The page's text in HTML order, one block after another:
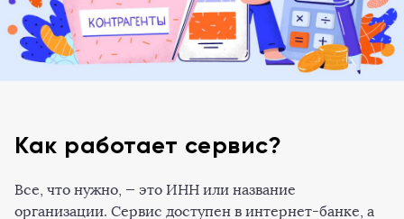
Как работает сервис?
Все, что нужно, — это ИНН или название
организации. Сервис доступен в интернет-банке, а